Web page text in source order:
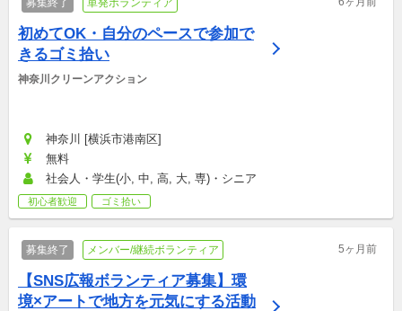
募集終了 単発ボランティア
初めてOK・自分のペースで参加で
きるゴミ拾い
神奈川クリーンアクション
神奈川 [横浜市港南区]
無料
社会人・学生(小, 中, 高, 大, 専)・シニア
初心者歓迎 ゴミ拾い
募集終了 メンバー/継続ボランティア 5ヶ月前
【SNS広報ボランティア募集】環
境×アートで地方を元気にする活動